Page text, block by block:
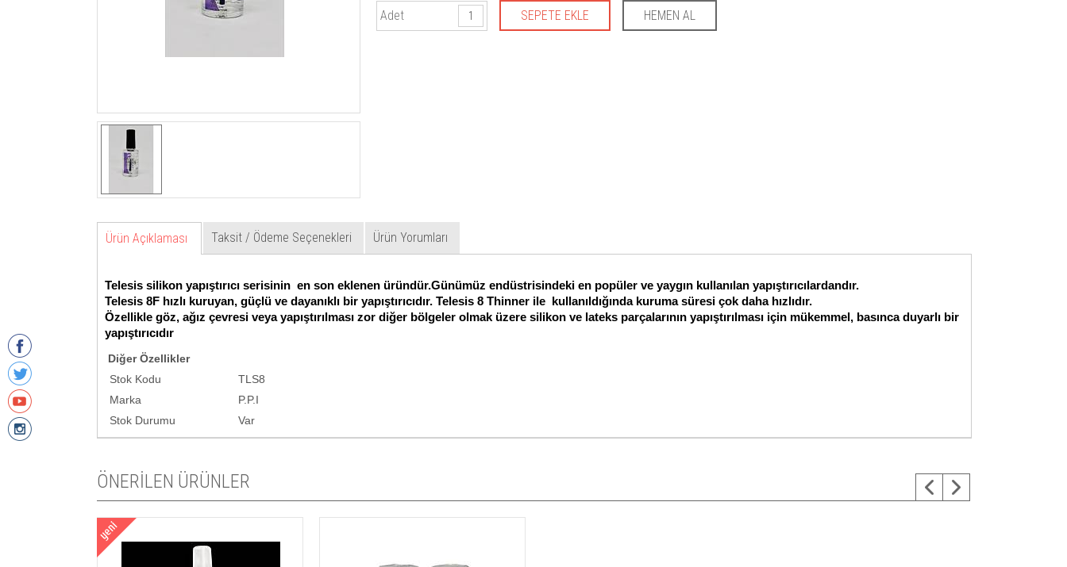
Adet
Ürün Açıklaması Taksit / Ödeme Seçenekleri Ürün Yorumları
Telesis silikon yapıştırıcı serisinin en son eklenen üründür.Günümüz endüstrisindeki en popüler ve yaygın kullanılan yapıştırıcılardandır.
Telesis 8F hızlı kuruyan, güçlü ve dayanıklı bir yapıştırıcıdır. Telesis 8 Thinner ile kullanıldığında kuruma süresi çok daha hızlıdır.
Özellikle göz, ağız çevresi veya yapıştırılması zor diğer bölgeler olmak üzere silikon ve lateks parçalarının yapıştırılması için mükemmel, basınca duyarlı bir
yapıştırıcıdır
Diğer Özellikler
Stok Kodu
TLS8
Marka
P.P.I
Stok Durumu
Var
ÖNERİLEN ÜRÜNLER